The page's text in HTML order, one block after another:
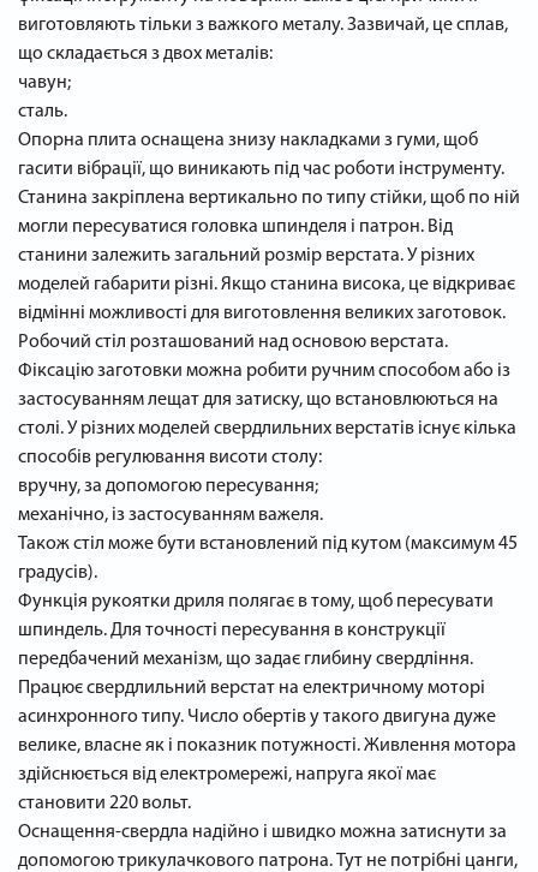
виготовляють тільки з важкого металу. Зазвичай, це сплав,
що складається з двох металів:
чавун;
сталь.
Опорна плита оснащена знизу накладками з гуми, щоб
гасити вібрації, що виникають під час роботи інструменту.
Станина закріплена вертикально по типу стійки, щоб по ній
могли пересуватися головка шпинделя і патрон. Від
станини залежить загальний розмір верстата. У різних
моделей габарити різні. Якщо станина висока, це відкриває
відмінні можливості для виготовлення великих заготовок.
Робочий стіл розташований над основою верстата.
Фіксацію заготовки можна робити ручним способом або із
застосуванням лещат для затиску, що встановлюються на
столі. У різних моделей свердлильних верстатів існує кілька
способів регулювання висоти столу:
вручну, за допомогою пересування;
механічно, із застосуванням важеля.
Також стіл може бути встановлений під кутом (максимум 45
градусів).
Функція рукоятки дриля полягає в тому, щоб пересувати
шпиндель. Для точності пересування в конструкції
передбачений механізм, що задає глибину свердління.
Працює свердлильний верстат на електричному моторі
асинхронного типу. Число обертів у такого двигуна дуже
велике, власне як і показник потужності. Живлення мотора
здійснюється від електромережі, напруга якої має
становити 220 вольт.
Оснащення-свердла надійно і швидко можна затиснути за
допомогою трикулачкового патрона. Тут не потрібні цанги,